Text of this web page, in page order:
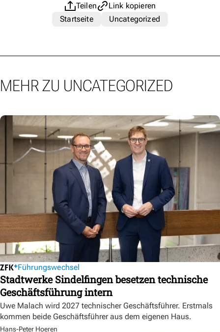
Teilen
Link kopieren
Startseite
Uncategorized
MEHR ZU UNCATEGORIZED
Führungswechsel
Stadtwerke Sindelfingen besetzen technische
Geschäftsführung intern
Uwe Malach wird 2027 technischer Geschäftsführer. Erstmals
kommen beide Geschäftsführer aus dem eigenen Haus.
Hans-Peter Hoeren